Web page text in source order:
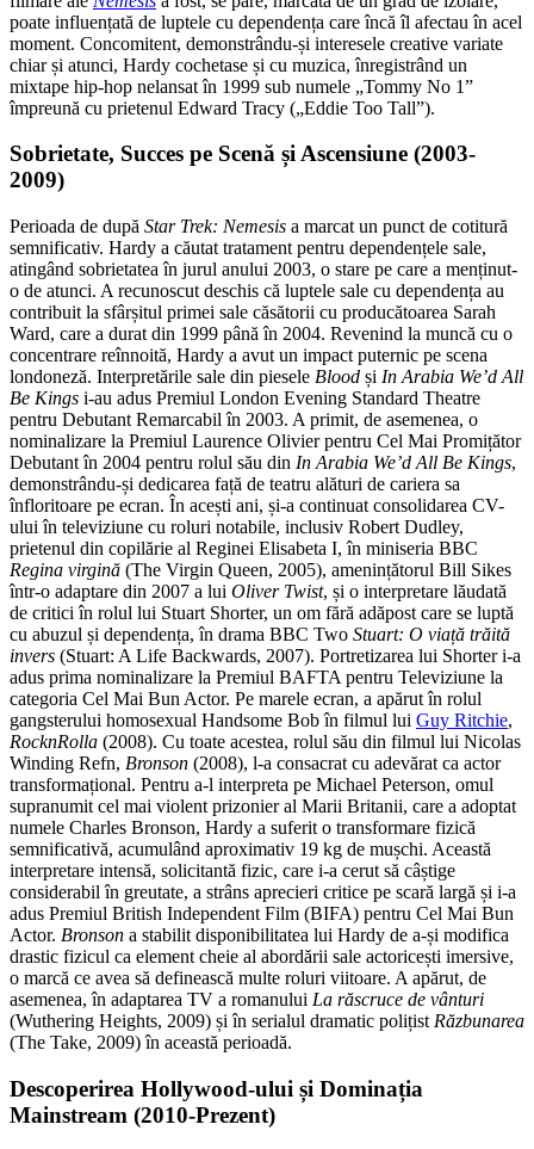
poate influențată de luptele cu dependența care încă îl afectau în acel
moment. Concomitent, demonstrându-și interesele creative variate
chiar și atunci, Hardy cochetase și cu muzica, înregistrând un
mixtape hip-hop nelansat în 1999 sub numele „Tommy No 1”
împreună cu prietenul Edward Tracy („Eddie Too Tall”).
Sobrietate, Succes pe Scenă și Ascensiune (2003-
2009)
Perioada de după Star Trek: Nemesis a marcat un punct de cotitură
semnificativ. Hardy a căutat tratament pentru dependențele sale,
atingând sobrietatea în jurul anului 2003, o stare pe care a menținut-
o de atunci. A recunoscut deschis că luptele sale cu dependența au
contribuit la sfârșitul primei sale căsătorii cu producătoarea Sarah
Ward, care a durat din 1999 până în 2004. Revenind la muncă cu o
concentrare reînnoită, Hardy a avut un impact puternic pe scena
londoneză. Interpretările sale din piesele Blood și In Arabia We’d All
Be Kings i-au adus Premiul London Evening Standard Theatre
pentru Debutant Remarcabil în 2003. A primit, de asemenea, o
nominalizare la Premiul Laurence Olivier pentru Cel Mai Promițător
Debutant în 2004 pentru rolul său din In Arabia We’d All Be Kings,
demonstrându-și dedicarea față de teatru alături de cariera sa
înfloritoare pe ecran. În acești ani, și-a continuat consolidarea CV-
ului în televiziune cu roluri notabile, inclusiv Robert Dudley,
prietenul din copilărie al Reginei Elisabeta I, în miniseria BBC
Regina virgină (The Virgin Queen, 2005), amenințătorul Bill Sikes
într-o adaptare din 2007 a lui Oliver Twist, și o interpretare lăudată
de critici în rolul lui Stuart Shorter, un om fără adăpost care se luptă
cu abuzul și dependența, în drama BBC Two Stuart: O viață trăită
invers (Stuart: A Life Backwards, 2007). Portretizarea lui Shorter i-a
adus prima nominalizare la Premiul BAFTA pentru Televiziune la
categoria Cel Mai Bun Actor. Pe marele ecran, a apărut în rolul
gangsterului homosexual Handsome Bob în filmul lui Guy Ritchie,
RocknRolla (2008). Cu toate acestea, rolul său din filmul lui Nicolas
Winding Refn, Bronson (2008), l-a consacrat cu adevărat ca actor
transformațional. Pentru a-l interpreta pe Michael Peterson, omul
supranumit cel mai violent prizonier al Marii Britanii, care a adoptat
numele Charles Bronson, Hardy a suferit o transformare fizică
semnificativă, acumulând aproximativ 19 kg de mușchi. Această
interpretare intensă, solicitantă fizic, care i-a cerut să câștige
considerabil în greutate, a strâns aprecieri critice pe scară largă și i-a
adus Premiul British Independent Film (BIFA) pentru Cel Mai Bun
Actor. Bronson a stabilit disponibilitatea lui Hardy de a-și modifica
drastic fizicul ca element cheie al abordării sale actoricești imersive,
o marcă ce avea să definească multe roluri viitoare. A apărut, de
asemenea, în adaptarea TV a romanului La răscruce de vânturi
(Wuthering Heights, 2009) și în serialul dramatic polițist Răzbunarea
(The Take, 2009) în această perioadă.
Descoperirea Hollywood-ului și Dominația
Mainstream (2010-Prezent)